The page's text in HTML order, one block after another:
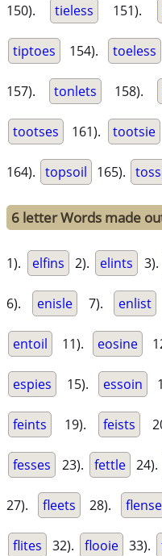
150). tieless 151).
tiptoes 154). toeless
157). tonlets 158).
tootses 161). tootsie
164). topsoil 165).
6 letter Words made
1). elfins 2). elints 3).
6). enisle 7). enlist
entoil 11). eosine
espies 15). essoin
feints 19). feists
fesses 23). fettle 24).
27). fleets 28). flense
flites 32). flooie 33).